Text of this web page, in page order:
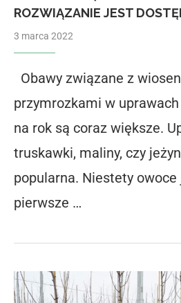
ROZWIĄZANIE JEST
3 marca 2022
Obawy związane z
przymrozkami w
na rok są coraz większe.
truskawki, maliny, czy
popularna. Niestety owoce
pierwsze …